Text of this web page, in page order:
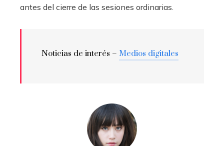
antes del cierre de las sesiones ordinarias.
Noticias de interés – Medios digitales